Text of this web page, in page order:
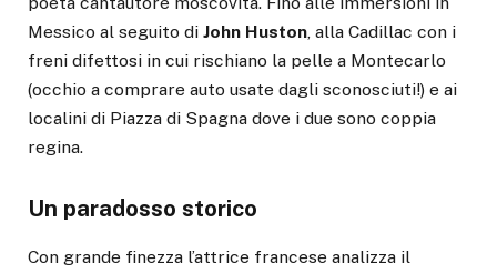
Messico al seguito di John Huston, alla Cadillac con i
freni difettosi in cui rischiano la pelle a Montecarlo
(occhio a comprare auto usate dagli sconosciuti!) e ai
localini di Piazza di Spagna dove i due sono coppia
regina.
Un paradosso storico
Con grande finezza l’attrice francese analizza il